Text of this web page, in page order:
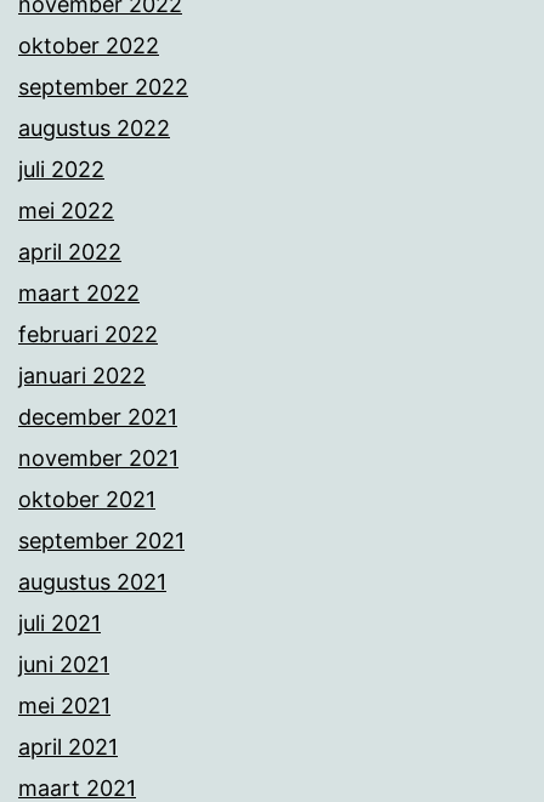
oktober 2022
september 2022
augustus 2022
juli 2022
mei 2022
april 2022
maart 2022
februari 2022
januari 2022
december 2021
november 2021
oktober 2021
september 2021
augustus 2021
juli 2021
juni 2021
mei 2021
april 2021
maart 2021